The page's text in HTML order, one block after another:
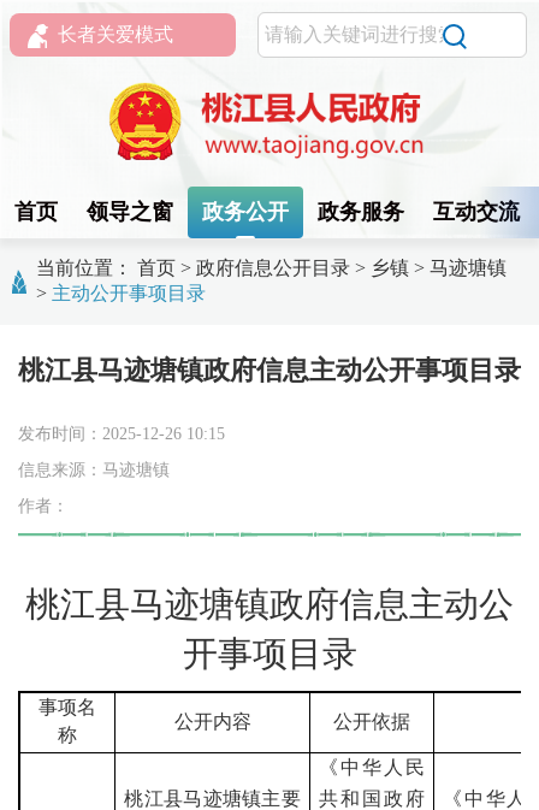
长者关爱模式
首页 领导之窗 政务公开 政务服务 互动交流
当前位置： 首页 > 政府信息公开目录 > 乡镇 > 马迹塘镇
> 主动公开事项目录
桃江县马迹塘镇政府信息主动公开事项目录
发布时间：2025-12-26 10:15
信息来源：马迹塘镇
作者：
桃江县马迹塘镇政府信息主动公
开事项目录
事项名
称
公开内容 公开依据
桃江县马迹塘镇主要
《中华人民
共和国政府
《中华